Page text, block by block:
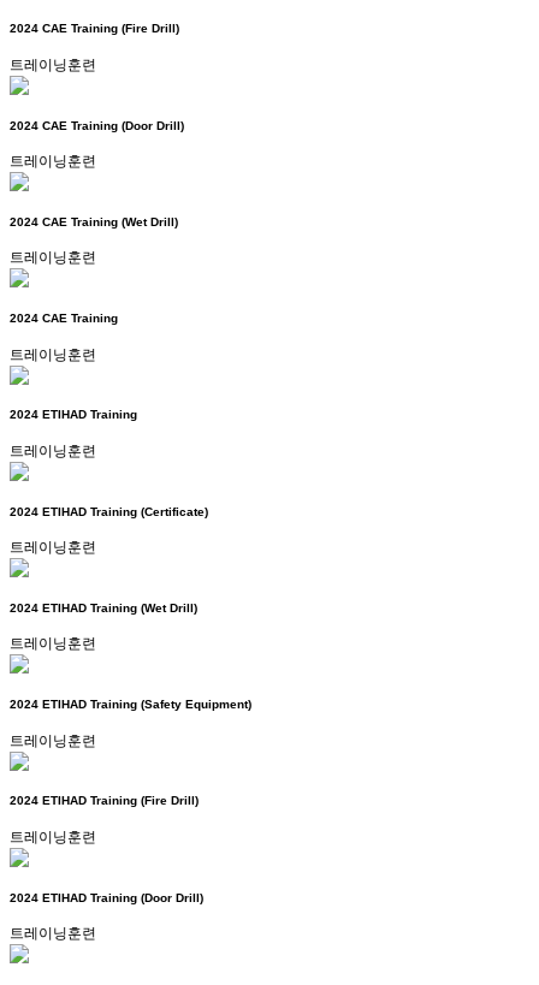
2024 CAE Training (Fire Drill)
트레이닝훈련
2024 CAE Training (Door Drill)
트레이닝훈련
2024 CAE Training (Wet Drill)
트레이닝훈련
2024 CAE Training
트레이닝훈련
2024 ETIHAD Training
트레이닝훈련
2024 ETIHAD Training (Certificate)
트레이닝훈련
2024 ETIHAD Training (Wet Drill)
트레이닝훈련
2024 ETIHAD Training (Safety Equipment)
트레이닝훈련
2024 ETIHAD Training (Fire Drill)
트레이닝훈련
2024 ETIHAD Training (Door Drill)
트레이닝훈련